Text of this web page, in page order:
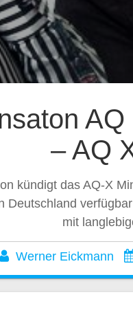
– AQ
kündigt das AQ-X
Deutschland
mit
Werner Eickmann